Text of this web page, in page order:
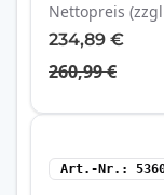
Nettopreis
234,89 €
260,99 €
Art.-Nr.